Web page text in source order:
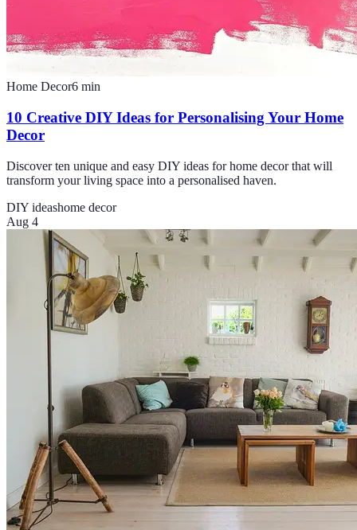
Home Decor6 min
10 Creative DIY Ideas for Personalising Your Home
Decor
Discover ten unique and easy DIY ideas for home decor that will
transform your living space into a personalised haven.
DIY ideashome decor
Aug 4